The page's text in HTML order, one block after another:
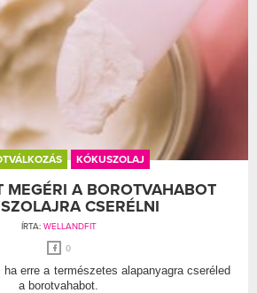
KÓKUSZOLAJ
MEGÉRI A BOROTVAHABOT
CSERÉLNI
ÍRTA: WELLANDFIT
0
ha erre a természetes alapanyagra cseréled
a borotvahabot.